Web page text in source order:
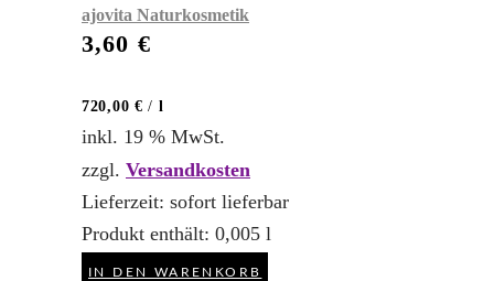
ajovita Naturkosmetik
3,60 €
720,00 € / l
inkl. 19 % MwSt.
zzgl. Versandkosten
Lieferzeit: sofort lieferbar
Produkt enthält: 0,005 l
IN DEN WARENKORB